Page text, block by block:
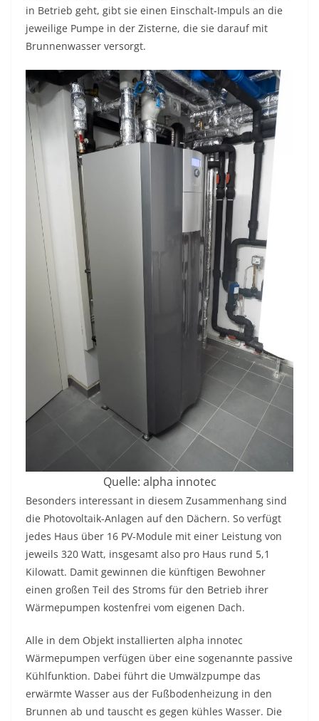
in Betrieb geht, gibt sie einen Einschalt-Impuls an die
jeweilige Pumpe in der Zisterne, die sie darauf mit
Brunnenwasser versorgt.
Quelle: alpha innotec
Besonders interessant in diesem Zusammenhang sind
die Photovoltaik-Anlagen auf den Dächern. So verfügt
jedes Haus über 16 PV-Module mit einer Leistung von
jeweils 320 Watt, insgesamt also pro Haus rund 5,1
Kilowatt. Damit gewinnen die künftigen Bewohner
einen großen Teil des Stroms für den Betrieb ihrer
Wärmepumpen kostenfrei vom eigenen Dach.
Alle in dem Objekt installierten alpha innotec
Wärmepumpen verfügen über eine sogenannte passive
Kühlfunktion. Dabei führt die Umwälzpumpe das
erwärmte Wasser aus der Fußbodenheizung in den
Brunnen ab und tauscht es gegen kühles Wasser. Die